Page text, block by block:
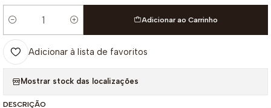
Quantidade
Adicionar ao Carrinho
Adicionar à lista de favoritos
Mostrar stock das localizações
DESCRIÇÃO